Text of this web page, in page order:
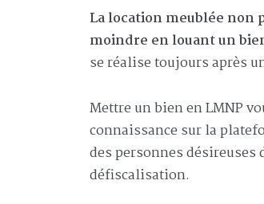
La location meublée non
moindre en louant un
se réalise toujours après
Mettre un bien en LMNP
connaissance sur la
des personnes
défiscalisation.